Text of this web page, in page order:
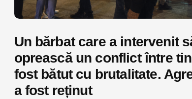
Un bărbat care a intervenit
oprească un conflict între
fost bătut cu brutalitate.
a fost reținut